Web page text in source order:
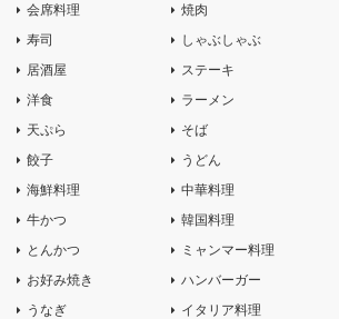
会席料理
寿司
居酒屋
洋食
天ぷら
餃子
海鮮料理
牛かつ
とんかつ
お好み焼き
うなぎ
焼肉
しゃぶしゃぶ
ステーキ
ラーメン
そば
うどん
中華料理
韓国料理
ミャンマー料理
ハンバーガー
イタリア料理